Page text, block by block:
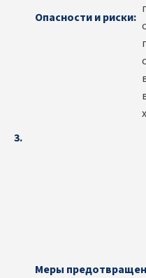
Опасности и риски:
Меры